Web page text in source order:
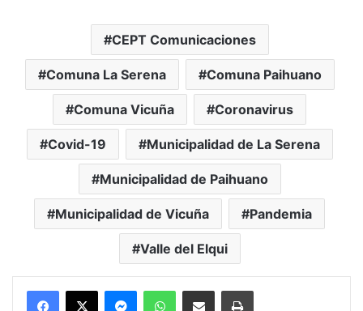
CEPT Comunicaciones
Comuna La Serena Comuna Paihuano
Comuna Vicuña Coronavirus
Covid-19 Municipalidad de La Serena
Municipalidad de Paihuano
Municipalidad de Vicuña Pandemia
Valle del Elqui